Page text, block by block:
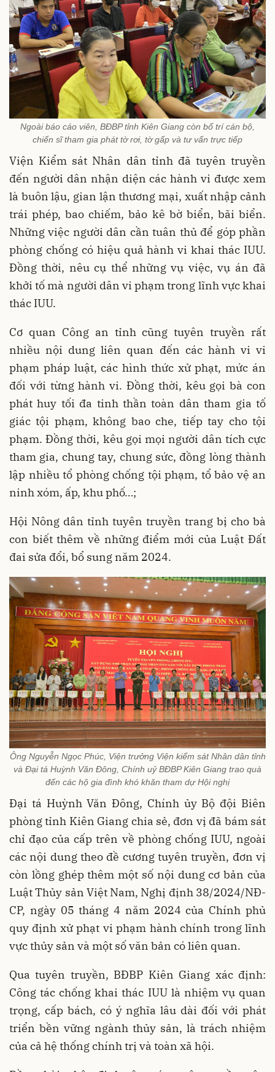
Ngoài báo cáo viên, BĐBP tỉnh Kiên Giang còn bố trí cán bộ,
chiến sĩ tham gia phát tờ rơi, tờ gấp và tư vấn trực tiếp
Viện Kiểm sát Nhân dân tỉnh đã tuyên truyền
đến người dân nhận diện các hành vi được xem
là buôn lậu, gian lận thương mại, xuất nhập cảnh
trái phép, bao chiếm, bảo kê bờ biển, bãi biển.
Những việc người dân cần tuân thủ để góp phần
phòng chống có hiệu quả hành vi khai thác IUU.
Đồng thời, nêu cụ thể những vụ việc, vụ án đã
khởi tố mà người dân vi phạm trong lĩnh vực khai
thác IUU.
Cơ quan Công an tỉnh cũng tuyên truyền rất
nhiều nội dung liên quan đến các hành vi vi
phạm pháp luật, các hình thức xử phạt, mức án
đối với từng hành vi. Đồng thời, kêu gọi bà con
phát huy tối đa tinh thần toàn dân tham gia tố
giác tội phạm, không bao che, tiếp tay cho tội
phạm. Đồng thời, kêu gọi mọi người dân tích cực
tham gia, chung tay, chung sức, đồng lòng thành
lập nhiều tổ phòng chống tội phạm, tổ bảo vệ an
ninh xóm, ấp, khu phố…;
Hội Nông dân tỉnh tuyên truyền trang bị cho bà
con biết thêm về những điểm mới của Luật Đất
đai sửa đổi, bổ sung năm 2024.
Ông Nguyễn Ngọc Phúc, Viện trưởng Viện kiểm sát Nhân dân tỉnh
và Đại tá Huỳnh Văn Đông, Chính uỷ BĐBP Kiên Giang trao quà
đến các hộ gia đình khó khăn tham dự Hội nghị
Đại tá Huỳnh Văn Đông, Chính ủy Bộ đội Biên
phòng tỉnh Kiên Giang chia sẻ, đơn vị đã bám sát
chỉ đạo của cấp trên về phòng chống IUU, ngoài
các nội dung theo đề cương tuyên truyền, đơn vị
còn lồng ghép thêm một số nội dung cơ bản của
Luật Thủy sản Việt Nam, Nghị định 38/2024/NĐ-
CP, ngày 05 tháng 4 năm 2024 của Chính phủ
quy định xử phạt vi phạm hành chính trong lĩnh
vực thủy sản và một số văn bản có liên quan.
Qua tuyên truyền, BĐBP Kiên Giang xác định:
Công tác chống khai thác IUU là nhiệm vụ quan
trọng, cấp bách, có ý nghĩa lâu dài đối với phát
triển bền vững ngành thủy sản, là trách nhiệm
của cả hệ thống chính trị và toàn xã hội.